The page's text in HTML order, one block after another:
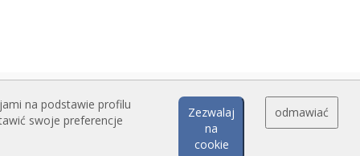
na podstawie profilu
swoje preferencje
Zezwalaj
na
cookie
odmawiać